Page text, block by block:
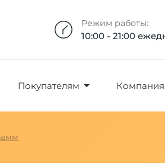
Режим работы:
10:00 - 21:00
Покупателям Компания
в избранное
кол-во товара